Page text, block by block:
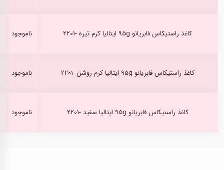
کاغذ راستیکاس فابریانو 95g ایتالیا کرم تیره -2201 ناموجود
کاغذ راستیکاس فابریانو 95g ایتالیا کرم روشن -2201 ناموجود
کاغذ راستیکاس فابریانو 95g ایتالیا سفید -2201 ناموجود